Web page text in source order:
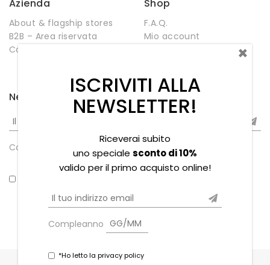
Azienda
About & flagship stores
B2B – Area riservata
Contatti
Shop
F.A.Q.
Mio account
Newsletter
Compleanno
ISCRIVITI ALLA
NEWSLETTER!
Riceverai subito
uno speciale sconto di 10%
valido per il primo acquisto online!
Compleanno
*Ho letto la privacy policy
×